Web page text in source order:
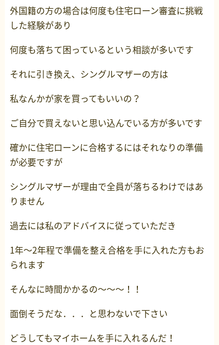
外国籍の方の場合は何度も住宅ローン審査に挑戦
した経験があり
何度も落ちて困っているという相談が多いです
それに引き換え、シングルマザーの方は
私なんかが家を買ってもいいの？
ご自分で買えないと思い込んでいる方が多いです
確かに住宅ローンに合格するにはそれなりの準備
が必要ですが
シングルマザーが理由で全員が落ちるわけではあ
りません
過去には私のアドバイスに従っていただき
1年～2年程で準備を整え合格を手に入れた方もお
られます
そんなに時間かかるの～～～！！
面倒そうだな．．．と思わないで下さい
どうしてもマイホームを手に入れるんだ！